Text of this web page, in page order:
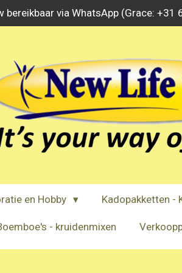
bereikbaar via WhatsApp (Grace: +31
en Hobby Kadopakketten -
- kruidenmixen